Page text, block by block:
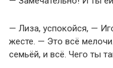
— Лиза, успокойся, —
жесте. — Это всё
семьёй, и всё. Чего ты